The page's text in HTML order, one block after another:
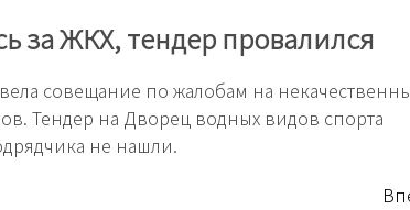
за ЖКХ, тендер провалился
совещание по жалобам на
Тендер на Дворец водных видов спорта
не нашли.